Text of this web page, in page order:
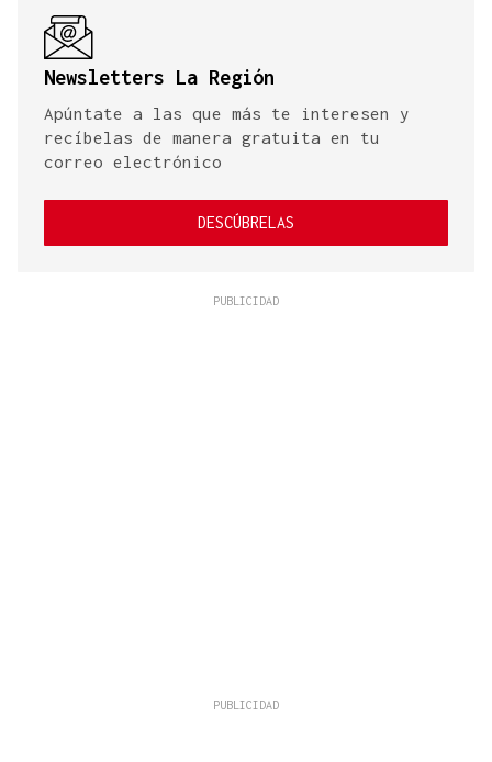
Newsletters La Región
Apúntate a las que más te interesen y
recíbelas de manera gratuita en tu
correo electrónico
DESCÚBRELAS